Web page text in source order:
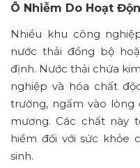
Ô Nhiễm Do Hoạt
Nhiều khu công
nước thải đồng bộ
định. Nước thải chứa
nghiệp và hóa chất
trường, ngấm vào lòng
mương. Các chất này
hiểm đối với sức khỏe
sinh.